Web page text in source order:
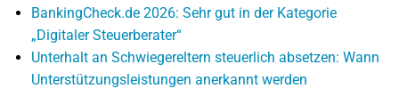
BankingCheck.de 2026: Sehr gut in der Kategorie
„Digitaler Steuerberater“
Unterhalt an Schwiegereltern steuerlich absetzen: Wann
Unterstützungsleistungen anerkannt werden